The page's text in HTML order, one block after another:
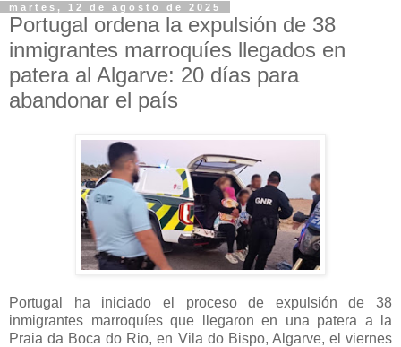
martes, 12 de agosto de 2025
Portugal ordena la expulsión de 38
inmigrantes marroquíes llegados en
patera al Algarve: 20 días para
abandonar el país
Portugal ha iniciado el proceso de expulsión de 38
inmigrantes marroquíes que llegaron en una patera a la
Praia da Boca do Rio, en Vila do Bispo, Algarve, el viernes